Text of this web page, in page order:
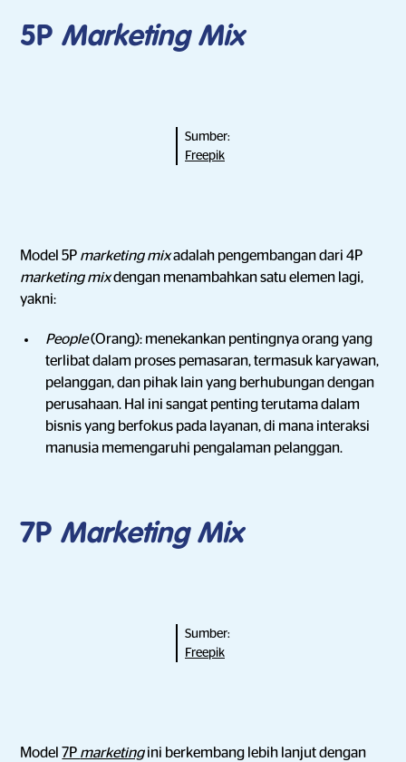
5P Marketing Mix
Sumber:
Freepik
Model 5P marketing mixadalah pengembangan dari 4P
marketing mixdengan menambahkan satu elemen lagi,
yakni:
People(Orang): menekankan pentingnya orang yang
terlibat dalam proses pemasaran, termasuk karyawan,
pelanggan, dan pihak lain yang berhubungan dengan
perusahaan. Hal ini sangat penting terutama dalam
bisnis yang berfokus pada layanan, di mana interaksi
manusia memengaruhi pengalaman pelanggan.
7P Marketing Mix
Sumber:
Freepik
Model7P marketing ini berkembang lebih lanjut dengan